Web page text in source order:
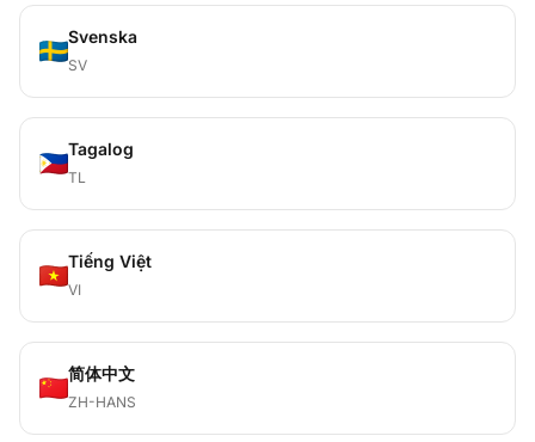
Svenska
SV
Tagalog
TL
Tiếng Việt
VI
简体中文
ZH-HANS